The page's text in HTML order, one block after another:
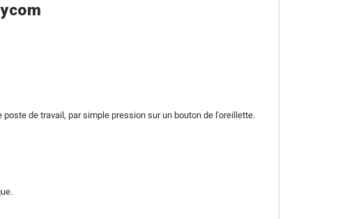
de travail, par simple pression sur un bouton de l'oreillette.